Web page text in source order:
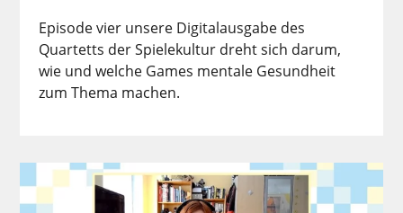
Episode vier unsere Digitalausgabe des
Quartetts der Spielekultur dreht sich darum,
wie und welche Games mentale Gesundheit
zum Thema machen.